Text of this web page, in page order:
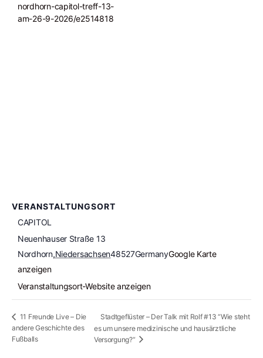
nordhorn-capitol-treff-13-
am-26-9-2026/e2514818
VERANSTALTUNGSORT
CAPITOL
Neuenhauser Straße 13
Nordhorn,Niedersachsen48527GermanyGoogle Karte
anzeigen
Veranstaltungsort-Website anzeigen
11 Freunde Live – Die
andere Geschichte des
Fußballs
Stadtgeflüster – Der Talk mit Rolf #13 “Wie steht
es um unsere medizinische und hausärztliche
Versorgung?“